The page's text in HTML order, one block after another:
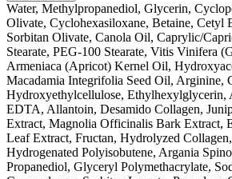
Water, Methylpropanediol, Glycerin,
Olivate, Cyclohexasiloxane, Betaine, Cetyl
Sorbitan Olivate, Canola Oil, Caprylic/
Stearate, PEG-100 Stearate, Vitis Vinifera
Armeniaca (Apricot) Kernel Oil,
Macadamia Integrifolia Seed Oil, Arginine,
Hydroxyethylcellulose, Ethylhexylglycerin,
EDTA, Allantoin, Desamido Collagen,
Extract, Magnolia Officinalis Bark Extract,
Leaf Extract, Fructan, Hydrolyzed
Hydrogenated Polyisobutene, Argania
Propanediol, Glyceryl Polymethacrylate,